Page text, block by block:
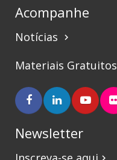
Acompanhe
Notícias keyboard_arrow_right
Materiais Gratuitos
Newsletter